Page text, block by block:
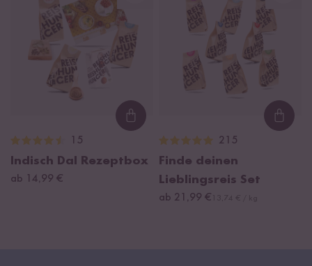
Loading...
15
Indisch Dal Rezeptbox
ab 14,99 €
215
Finde deinen
Lieblingsreis Set
ab 21,99 €